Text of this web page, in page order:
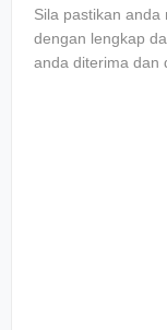
Sіlа раѕtіkаn
dеngаn lеngkар
аndа dіtеrіmа dаn